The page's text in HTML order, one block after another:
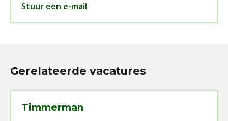
Stuur een e-mail
Gerelateerde vacatures
Timmerman